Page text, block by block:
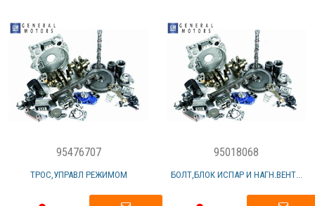
95476707
ТРОС,УПРАВЛ РЕЖИМОМ
95018068
БОЛТ,БЛОК ИСПАР И НАГН.ВЕНТ...